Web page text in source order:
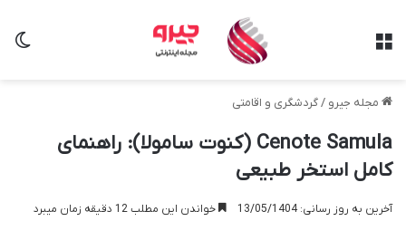
مجله جیرو /گردشگری و اقامتی
Cenote Samula (کنوت سامولا): راهنمای
کامل استخر طبیعی
آخرین به روز رسانی: 13/05/1404 خواندن این مطلب 12 دقیقه زمان میبرد